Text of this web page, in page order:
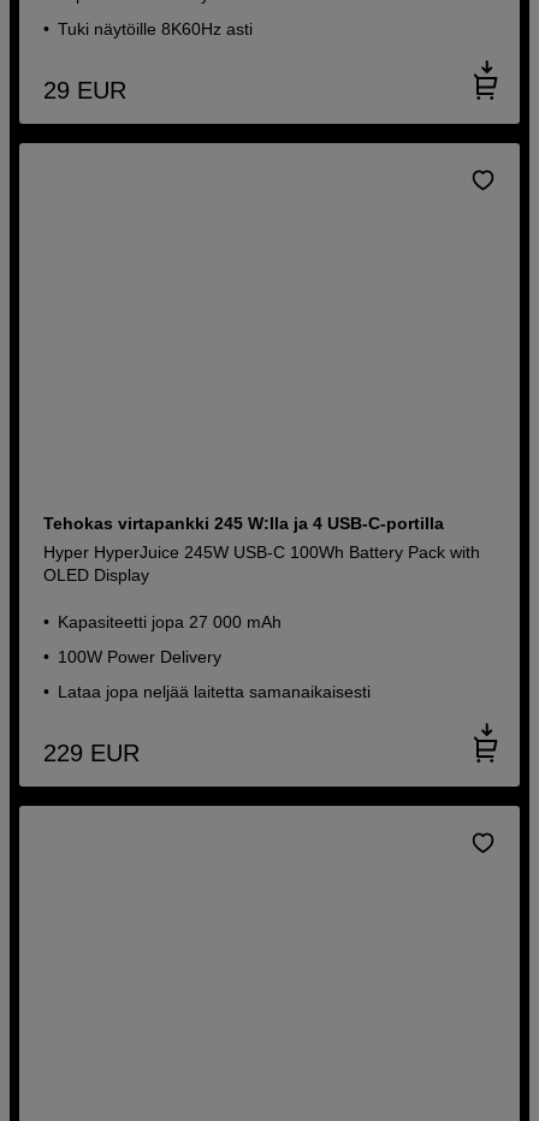
Tuki näytöille 8K60Hz asti
29 EUR
Tehokas virtapankki 245 W:lla ja 4 USB-C-portilla
Hyper HyperJuice 245W USB-C 100Wh Battery Pack with
OLED Display
Kapasiteetti jopa 27 000 mAh
100W Power Delivery
Lataa jopa neljää laitetta samanaikaisesti
229 EUR